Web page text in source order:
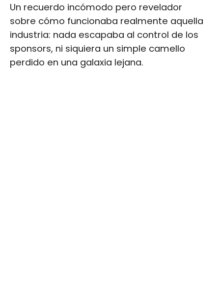
Un recuerdo incómodo pero revelador
sobre cómo funcionaba realmente aquella
industria: nada escapaba al control de los
sponsors, ni siquiera un simple camello
perdido en una galaxia lejana.